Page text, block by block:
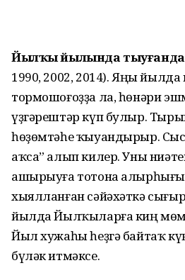
Йылҡы йылында
1990, 2002, 2014). Яңы йылда
тормошоғоҙҙа ла, һөнәри
үҙгәрештәр күп булыр.
һөҙөмтәһе ҡыуандырыр.
аҡса” алып килер. Уны
ашырыуға тотона
хыялланған сәйәхәткә
йылда Йылҡыларға киң
Йыл хужаһы һеҙгә байтаҡ
бүләк итмәксе.